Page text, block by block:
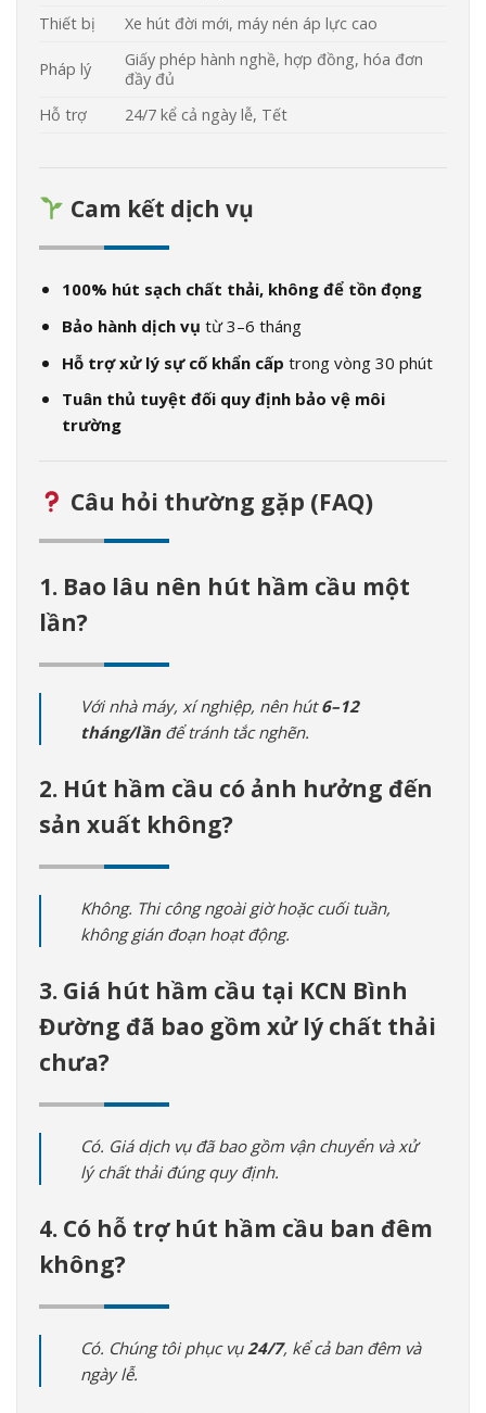
Thiết bị
Xe hút đời mới, máy nén áp lực cao
Pháp lý
Giấy phép hành nghề, hợp đồng, hóa đơn
đầy đủ
Hỗ trợ
24/7 kể cả ngày lễ, Tết
Cam kết dịch vụ
100% hút sạch chất thải, không để tồn đọng
Bảo hành dịch vụ từ 3–6 tháng
Hỗ trợ xử lý sự cố khẩn cấp trong vòng 30 phút
Tuân thủ tuyệt đối quy định bảo vệ môi
trường
Câu hỏi thường gặp (FAQ)
1. Bao lâu nên hút hầm cầu một
lần?
Với nhà máy, xí nghiệp, nên hút6–12
tháng/lầnđể tránh tắc nghẽn.
2. Hút hầm cầu có ảnh hưởng đến
sản xuất không?
Không. Thi công ngoài giờ hoặc cuối tuần,
không gián đoạn hoạt động.
3. Giá hút hầm cầu tại KCN Bình
Đường đã bao gồm xử lý chất thải
chưa?
Có. Giá dịch vụ đã bao gồm vận chuyển và xử
lý chất thải đúng quy định.
4. Có hỗ trợ hút hầm cầu ban đêm
không?
Có. Chúng tôi phục vụ 24/7, kể cả ban đêm và
ngày lễ.